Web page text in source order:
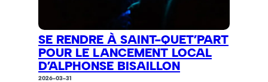
SE RENDRE À SAINT-QUET’PART
POUR LE LANCEMENT LOCAL
D’ALPHONSE BISAILLON
2026-03-31